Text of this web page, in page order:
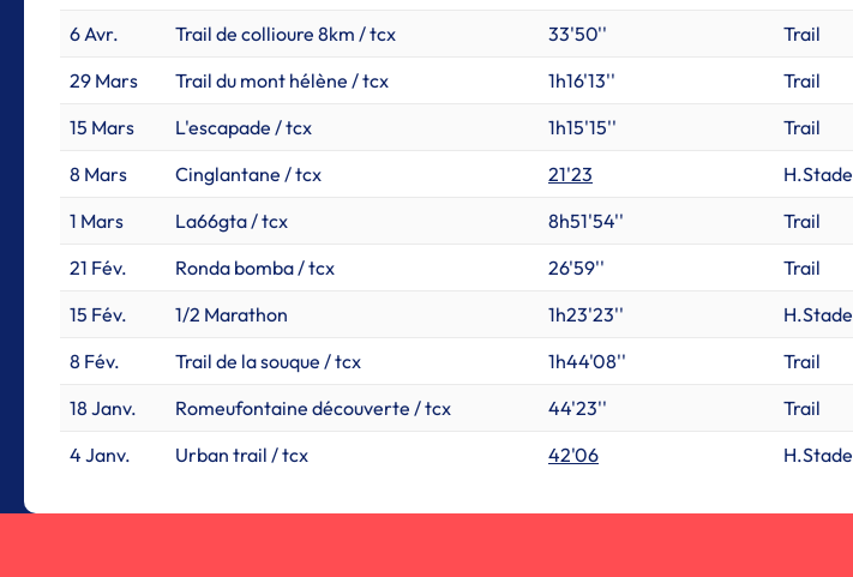
6 Avr.
Trail de collioure 8km / tcx 33'50'' Trail
29 Mars
Trail du mont hélène / tcx 1h16'13'' Trail
15 Mars
L'escapade / tcx 1h15'15'' Trail
8 Mars
Cinglantane / tcx 21'23 H.Stade
1 Mars
La66gta / tcx 8h51'54'' Trail
21 Fév.
Ronda bomba / tcx 26'59'' Trail
15 Fév.
1/2 Marathon 1h23'23'' H.Stade
8 Fév.
Trail de la souque / tcx 1h44'08'' Trail
18 Janv.
Romeufontaine découverte / tcx 44'23'' Trail
4 Janv.
Urban trail / tcx 42'06 H.Stade